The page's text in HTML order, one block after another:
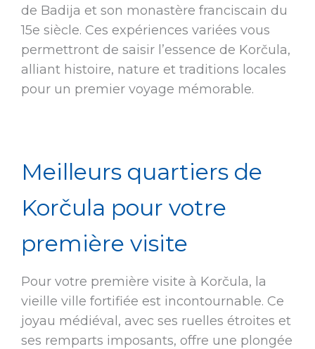
de Badija et son monastère franciscain du
15e siècle. Ces expériences variées vous
permettront de saisir l’essence de Korčula,
alliant histoire, nature et traditions locales
pour un premier voyage mémorable.
Meilleurs quartiers de
Korčula pour votre
première visite
Pour votre première visite à Korčula, la
vieille ville fortifiée est incontournable. Ce
joyau médiéval, avec ses ruelles étroites et
ses remparts imposants, offre une plongée